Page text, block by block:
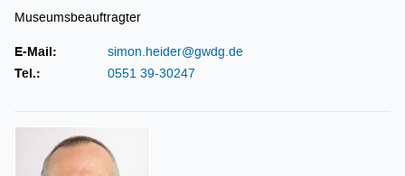
Museumsbeauftragter
E-Mail:
simon.heider@gwdg.de
Tel.:
0551 39-30247